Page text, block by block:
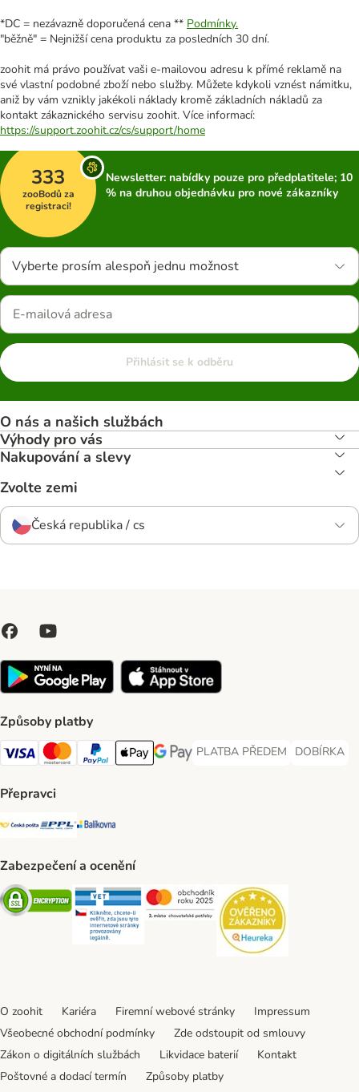
*DC = nezávazně doporučená cena ** Podmínky.
"běžně" = Nejnižší cena produktu za posledních 30 dní.
zoohit má právo používat vaši e-mailovou adresu k přímé reklamě na
své vlastní podobné zboží nebo služby. Můžete kdykoli vznést námitku,
aniž by vám vznikly jakékoli náklady kromě základních nákladů za
kontakt zákaznického servisu zoohit. Více informací:
https://support.zoohit.cz/cs/support/home
333
zooBodů za
registraci!
Newsletter: nabídky pouze pro předplatitele; 10
% na druhou objednávku pro nové zákazníky
Vyberte prosím alespoň jednu možnost
Přihlásit se k odběru
O nás a našich službách
Výhody pro vás
Nakupování a slevy
Zvolte zemi
Česká republika / cs
Způsoby platby
Visa Payment Method
Mastercard Payment Method
PayPal Payment Method
Apple pay Payment Method
GooglePay Payment Method
PLATBA PŘEDEM
PLATBA PŘEDEM Payment
DOBÍRKA
DOBÍRKA
Přepravci
Česká pošta Shipping Method
PPL Shipping Method
Balíkovna Shipping Method
Zabezpečení a ocenění
Security Security Security
O zoohit Kariéra Firemní webové stránky
Impressum
Všeobecné obchodní podmínky
Zde odstoupit od smlouvy
Zákon o digitálních službách
Likvidace baterií
Kontakt
Poštovné a dodací termín
Způsoby platby